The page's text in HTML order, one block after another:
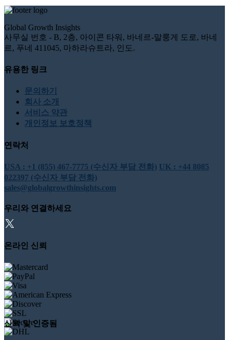
Global Growth Insights
사무실 번호 - B, 2층, 아이콘 타워, 바네르-말룽게 도로, 바네
르, 푸네 411045, 마하라슈트라, 인도.
유용한 링크
문의하기
회사 소개
서비스 약관
개인정보 보호정책
연락처
USA : +1 (855) 467-7775 (수신자 부담 전화) UK : +44 8085
022397 (수신자 부담 전화)
sales@globalgrowthinsights.com
우리와 연결하세요
온라인 신뢰
신뢰 및 인증됨